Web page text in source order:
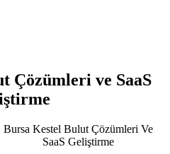
Çözümleri ve SaaS
Bursa Kestel Bulut Çözümleri Ve
SaaS Geliştirme